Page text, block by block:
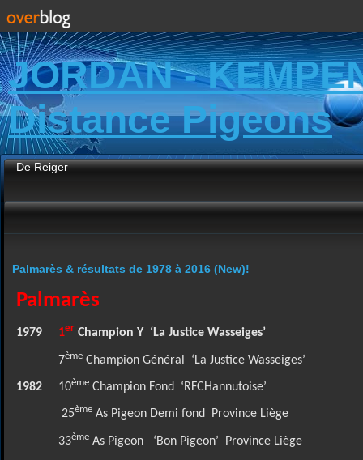
JORDAN -
Distance Pigeons
De Reiger
Palmarès & résultats de 1978 à 2016 (New)!
Palmarès
1979 1er Champion Y ‘La Justice Wasseiges’
7ème Champion Général ‘La Justice Wasseiges’
1982 10ème Champion Fond ‘RFCHannutoise’
25ème As Pigeon Demi fond Province Liège
33ème As Pigeon ‘Bon Pigeon’ Province Liège